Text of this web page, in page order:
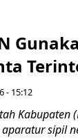
- 15:12
sipil